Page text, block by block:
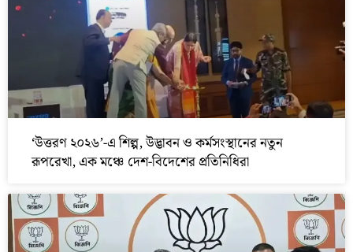
‘উত্তরণ ২০২৬’-এ শিল্প, উদ্ভাবন ও কর্মসংস্থানের নতুন
রূপরেখা, এক মঞ্চে দেশ-বিদেশের প্রতিনিধিরা